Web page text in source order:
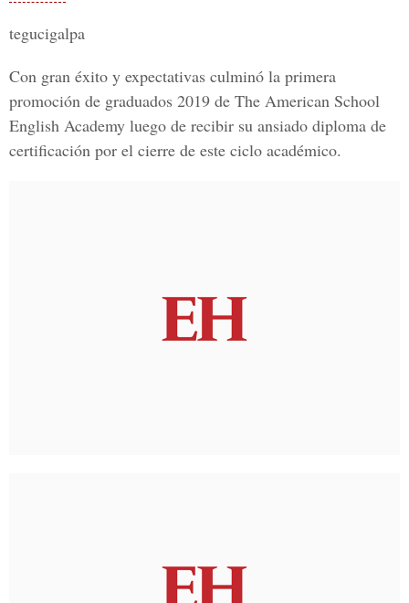
tegucigalpa
Con gran éxito y expectativas culminó la primera
promoción de graduados 2019 de The American School
English Academy luego de recibir su ansiado diploma de
certificación por el cierre de este ciclo académico.